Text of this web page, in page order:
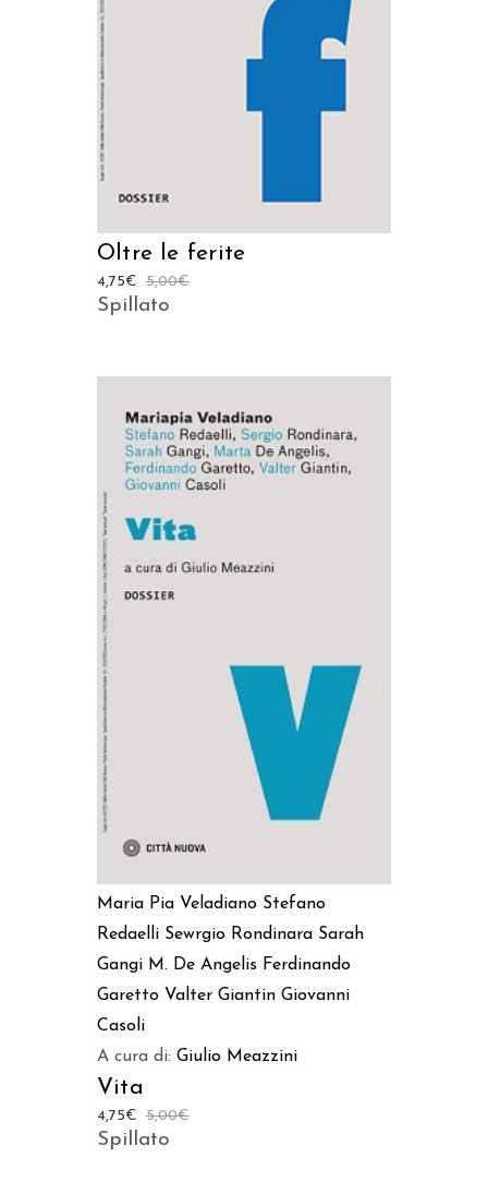
Oltre le ferite
5,00€
4,75€
Spillato
Maria Pia Veladiano Stefano
Redaelli Sewrgio Rondinara Sarah
Gangi M. De Angelis Ferdinando
Garetto Valter Giantin Giovanni
Casoli
A cura di: Giulio Meazzini
Vita
5,00€
4,75€
Spillato